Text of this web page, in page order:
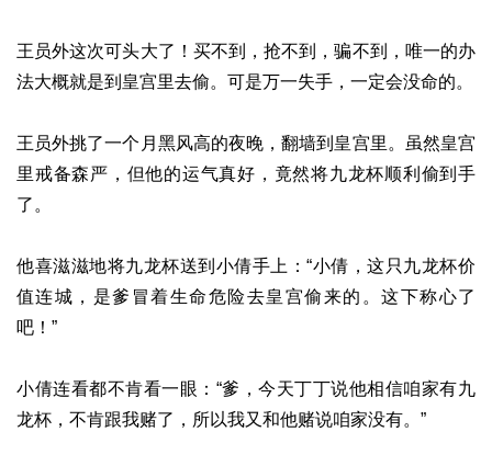
王员外这次可头大了！买不到，抢不到，骗不到，唯一的办
法大概就是到皇宫里去偷。可是万一失手，一定会没命的。
王员外挑了一个月黑风高的夜晚，翻墙到皇宫里。虽然皇宫
里戒备森严，但他的运气真好，竟然将九龙杯顺利偷到手
了。
他喜滋滋地将九龙杯送到小倩手上：“小倩，这只九龙杯价
值连城，是爹冒着生命危险去皇宫偷来的。这下称心了
吧！”
小倩连看都不肯看一眼：“爹，今天丁丁说他相信咱家有九
龙杯，不肯跟我赌了，所以我又和他赌说咱家没有。”